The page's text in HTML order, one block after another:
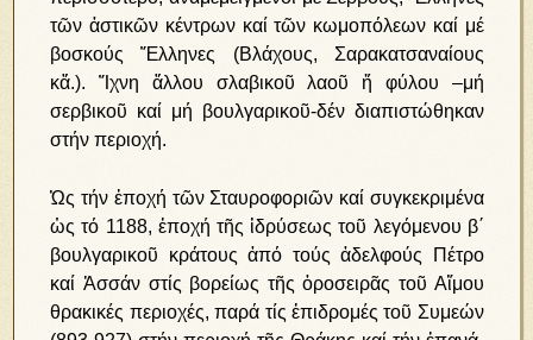
τῶν ἀστικῶν κέντρων καί τῶν κωμοπόλεων καί μέ
βοσκούς Ἕλληνες (Βλάχους, Σαρακατσαναίους
κἄ.). Ἴχνη ἄλλου σλαβικοῦ λαοῦ ἤ φύλου –μή
σερβικοῦ καί μή βουλγαρικοῦ-δέν διαπιστώθηκαν
στήν περιοχή.
Ὡς τήν ἐ­πο­χή τῶν Σταυ­ρο­φο­ρι­ῶν καί συγ­κε­κρι­μέ­να
ὡς τό 1188, ἐ­πο­χή τῆς ἱ­δρύ­σε­ως τοῦ λε­γό­με­νου β΄
βουλ­γα­ρι­κοῦ κρά­τους ἀ­πό τούς ἀ­δελ­φούς Πέ­τρο
καί Ἀσ­σάν στίς βο­ρεί­ως τῆς ὀ­ρο­σει­ρᾶς τοῦ Αἵ­μου
θρα­κι­κές πε­ρι­ο­χές, πα­ρά τίς ἐ­πι­δρο­μές τοῦ Συ­με­ών